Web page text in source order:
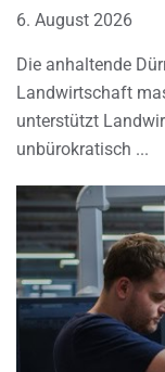
6. August 2026
Die anhaltende
Landwirtschaft
unterstützt
unbürokratisch